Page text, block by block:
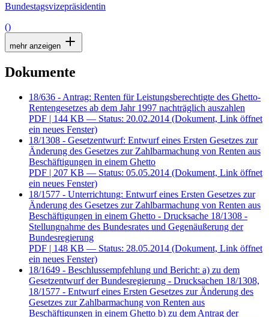
Bundestagsvizepräsidentin
()
mehr anzeigen
Dokumente
18/636 - Antrag: Renten für Leistungsberechtigte des Ghetto-
Rentengesetzes ab dem Jahr 1997 nachträglich auszahlen
PDF | 144 KB — Status: 20.02.2014 (Dokument, Link öffnet
ein neues Fenster)
18/1308 - Gesetzentwurf: Entwurf eines Ersten Gesetzes zur
Änderung des Gesetzes zur Zahlbarmachung von Renten aus
Beschäftigungen in einem Ghetto
PDF | 207 KB — Status: 05.05.2014 (Dokument, Link öffnet
ein neues Fenster)
18/1577 - Unterrichtung: Entwurf eines Ersten Gesetzes zur
Änderung des Gesetzes zur Zahlbarmachung von Renten aus
Beschäftigungen in einem Ghetto - Drucksache 18/1308 -
Stellungnahme des Bundesrates und Gegenäußerung der
Bundesregierung
PDF | 148 KB — Status: 28.05.2014 (Dokument, Link öffnet
ein neues Fenster)
18/1649 - Beschlussempfehlung und Bericht: a) zu dem
Gesetzentwurf der Bundesregierung - Drucksachen 18/1308,
18/1577 - Entwurf eines Ersten Gesetzes zur Änderung des
Gesetzes zur Zahlbarmachung von Renten aus
Beschäftigungen in einem Ghetto b) zu dem Antrag der